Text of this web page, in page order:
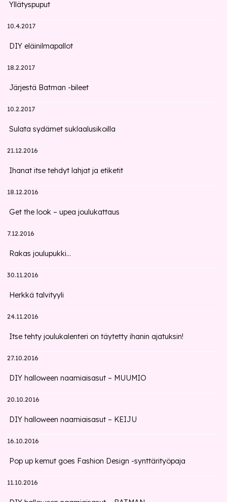
Yllätyspuput
10.4.2017
DIY eläinilmapallot
18.2.2017
Järjestä Batman -bileet
10.2.2017
Sulata sydämet suklaalusikoilla
21.12.2016
Ihanat itse tehdyt lahjat ja etiketit
18.12.2016
Get the look – upea joulukattaus
7.12.2016
Rakas joulupukki...
30.11.2016
Herkkä talvityyli
24.11.2016
Itse tehty joulukalenteri on täytetty ihanin ajatuksin!
27.10.2016
DIY halloween naamiaisasut – MUUMIO
20.10.2016
DIY halloween naamiaisasut – KEIJU
16.10.2016
Pop up kemut goes Fashion Design -synttärityöpaja
11.10.2016